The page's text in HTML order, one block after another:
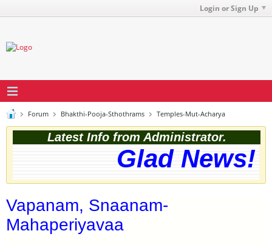
Login or Sign Up
Forum Bhakthi-Pooja-Sthothrams Temples-Mut-Acharya
Latest Info from Administrator.
Glad News!
Vapanam, Snaanam-
Mahaperiyavaa